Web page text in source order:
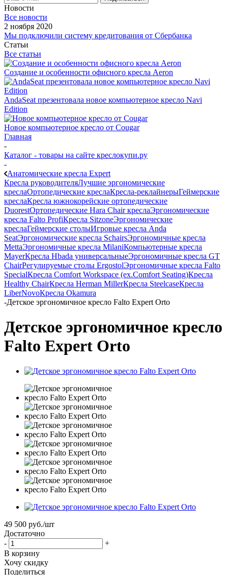
Новости
Все новости
2 ноября 2020
Мы подключили систему кредитования от Сбербанка
Статьи
Все статьи
Создание и особенности офисного кресла Aeron
AndaSeat презентовала новое компьютерное кресло Navi
Edition
Новое компьютерное кресло от Cougar
Главная
-
Каталог - товары на сайте креслокупи.ру
-
Анатомические кресла Expert
Кресла руководителяЛучшие эргономические
креслаОртопедические креслаКресла-реклайнерыГеймерские
креслаКресла южнокорейские ортопедические
DuorestОртопедические Hara Chair креслаЭргономические
кресла Falto ProfiКресла SitzoneЭргономические
креслаГеймерские столыИгровые кресла Anda
SeatЭргономические кресла SchairsЭргономичные кресла
MettaЭргономичные кресла MilaniКомпьютерные кресла
MayerКресла Hbada универсальныеЭргономичные кресла GT
ChairРегулируемые столы ErgostolЭргономичные кресла Falto
SpecialКресла Comfort Workspace (ex.Comfort Seating)Кресла
Healthy ChairКресла Herman MillerКресла SteelcaseКресла
LiberNovoКресла Okamura
-Детское эргономичное кресло Falto Expert Orto
Детское эргономичное кресло
Falto Expert Orto
49 500 руб./шт
Достаточно
-
+
В корзину
Хочу скидку
Поделиться